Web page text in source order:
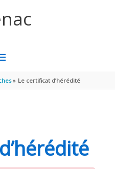
Le certificat d’hérédité